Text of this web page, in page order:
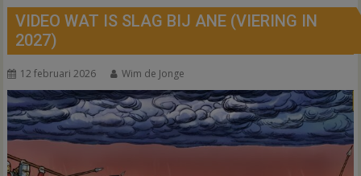
VIDEO WAT IS SLAG BIJ ANE (VIERING IN
2027)
12 februari 2026 Wim de Jonge